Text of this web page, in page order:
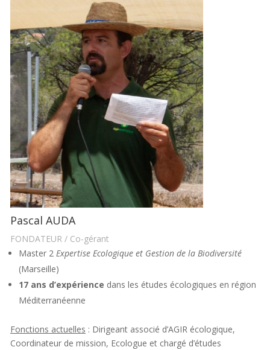
Pascal AUDA
FONDATEUR / Co-gérant
Master 2 Expertise Ecologique et Gestion de la Biodiversité
(Marseille)
17 ans d’expérience dans les études écologiques en région
Méditerranéenne
Fonctions actuelles : Dirigeant associé d’AGIR écologique,
Coordinateur de mission, Ecologue et chargé d’études